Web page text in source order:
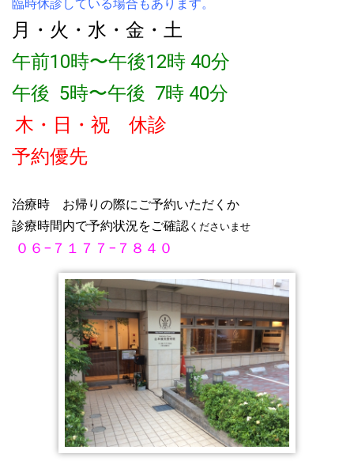
以外の4/28までと5/1.2.9と11以降は人数制限しながら診療
予定です。 お早めのご予約をお願いします。
2020.04.06
4月10日（金)は臨時休診いたします。 コロナ感染拡大防止
に伴い 予防対策を実施しております。 免疫力アップにつ
ながる施術も引き続きおこなっております。
（金）まで 年末は１２月３０日（月）まで 年始は１月４日
（土）より平常通り診療させて頂きます。 ご不便お掛け致
しますが、どうぞよろしくお願いします。
2019.07.22
誠に勝手ながら７月24日（水）は午前の部午後の部共に臨
時休診とさせていただきます。
2019.06.19
臨時休診のお知らせです。 ６月24日（月）午前午後診共に
休診とさせて頂きます。
2019.02.20
誠に勝手ながら平成３１年３月６日（水）は都合により臨
時休診日とさせて頂きます。
臨時休診している場合もあります。
月・火・水・金・土
午前10時〜午後12時 40分
午後 5時〜午後 7時 40分
木・日・祝 休診
予約優先
治療時 お帰りの際にご予約いただくか
診療時間内で予約状況をご確認 くださいませ
０６−７１７７−７８４０